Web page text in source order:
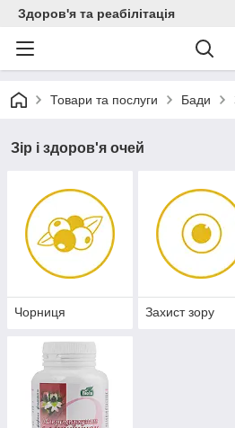
Здоров'я та реабілітація
Товари та послуги Бади
Зір і здоров'я очей
Чорниця Захист зору